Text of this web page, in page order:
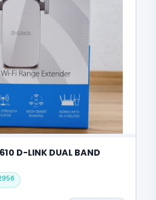
D-LINK DUAL BAND